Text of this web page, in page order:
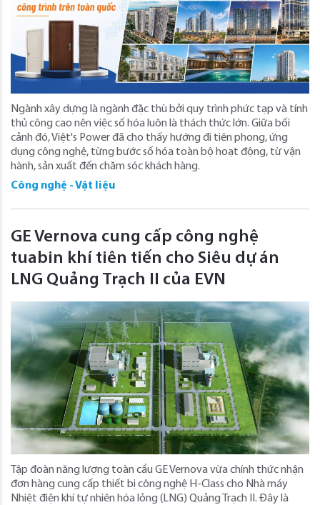
Ngành xây dựng là ngành đặc thù bởi quy trình phức tạp và tính
thủ công cao nên việc số hóa luôn là thách thức lớn. Giữa bối
cảnh đó, Việt's Power đã cho thấy hướng đi tiên phong, ứng
dụng công nghệ, từng bước số hóa toàn bộ hoạt động, từ vận
hành, sản xuất đến chăm sóc khách hàng.
Công nghệ - Vật liệu
GE Vernova cung cấp công nghệ
tuabin khí tiên tiến cho Siêu dự án
LNG Quảng Trạch II của EVN
Tập đoàn năng lượng toàn cầu GE Vernova vừa chính thức nhận
đơn hàng cung cấp thiết bị công nghệ H-Class cho Nhà máy
Nhiệt điện khí tự nhiên hóa lỏng (LNG) Quảng Trạch II. Đây là